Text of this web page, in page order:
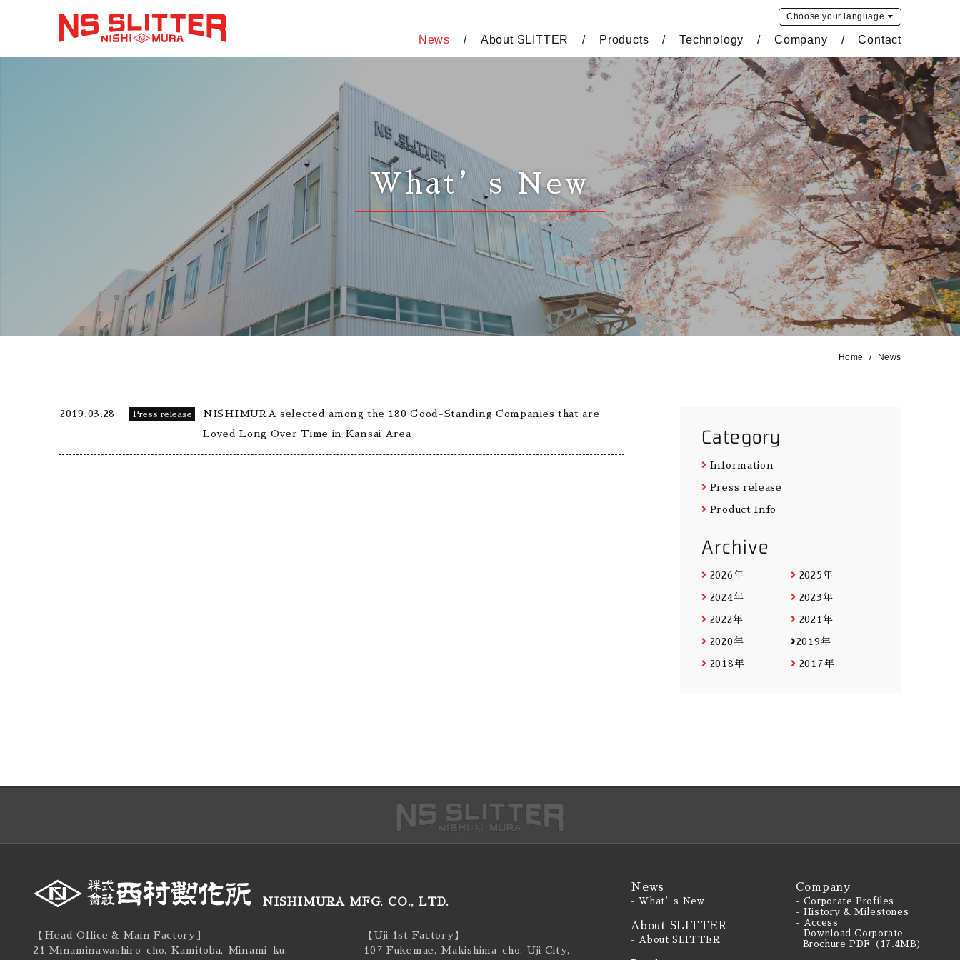
Choose your language
News About SLITTER Products Technology Company Contact
What’s New
Home News
2019.03.28 Press release
NISHIMURA selected among the 180 Good-Standing Companies that are
Loved Long Over Time in Kansai Area
Category
Information
Press release
Product Info
Archive
2026年 2025年
2024年 2023年
2022年 2021年
2020年 2019年
2018年 2017年
NISHIMURA MFG. CO., LTD.
【Head Office & Main Factory】
21 Minaminawashiro-cho, Kamitoba, Minami-ku,
【Uji 1st Factory】
107 Fukemae, Makishima-cho, Uji City,
News
- What’s New
About SLITTER
- About SLITTER
Company
- Corporate Profiles
- History & Milestones
- Access
- Download Corporate
Brochure PDF（17.4MB）